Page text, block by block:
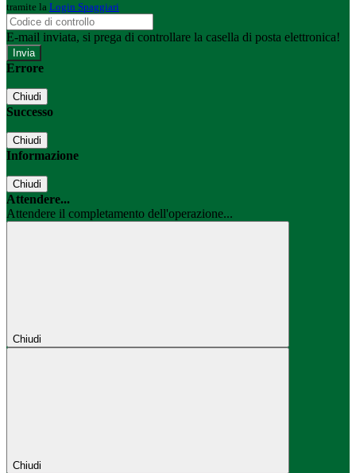
tramite la Login Spaggiari
E-mail inviata, si prega di controllare la casella di posta elettronica!
Errore
Chiudi
Successo
Chiudi
Informazione
Chiudi
Attendere...
Attendere il completamento dell'operazione...
Chiudi
Chiudi